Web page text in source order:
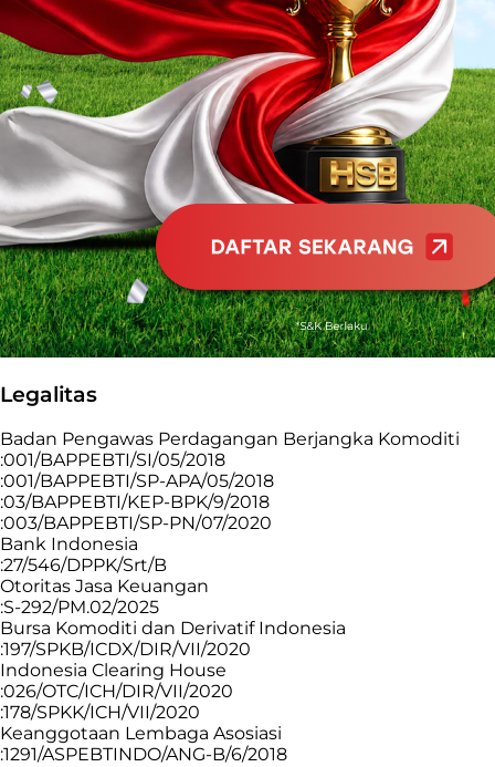
Legalitas
Badan Pengawas Perdagangan Berjangka Komoditi
:001/BAPPEBTI/SI/05/2018
:001/BAPPEBTI/SP-APA/05/2018
:03/BAPPEBTI/KEP-BPK/9/2018
:003/BAPPEBTI/SP-PN/07/2020
Bank Indonesia
:27/546/DPPK/Srt/B
Otoritas Jasa Keuangan
:S-292/PM.02/2025
Bursa Komoditi dan Derivatif Indonesia
:197/SPKB/ICDX/DIR/VII/2020
Indonesia Clearing House
:026/OTC/ICH/DIR/VII/2020
:178/SPKK/ICH/VII/2020
Keanggotaan Lembaga Asosiasi
:1291/ASPEBTINDO/ANG-B/6/2018